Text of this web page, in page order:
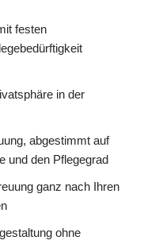
festen
in der
abgestimmt auf
und den Pflegegrad
ganz nach Ihren
ohne